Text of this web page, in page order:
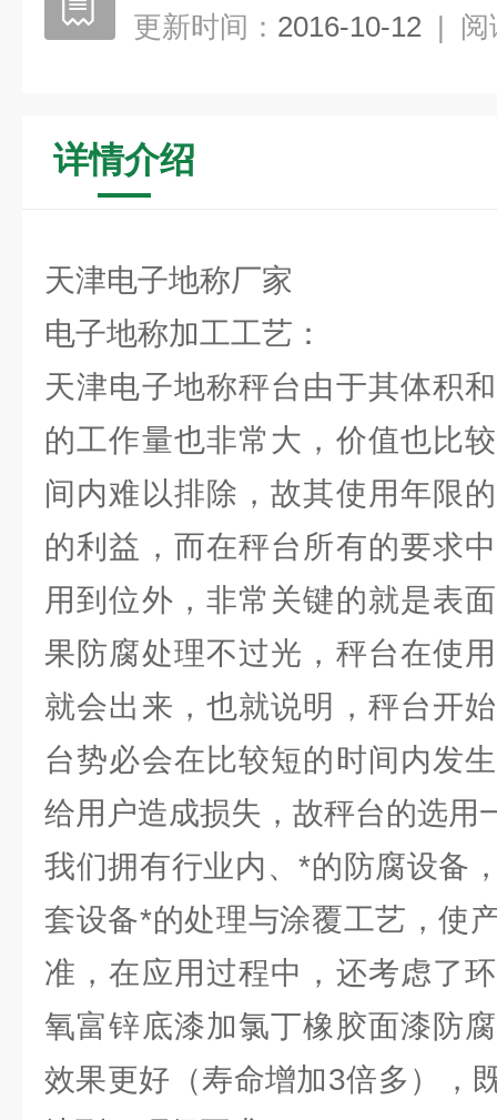
更新时间： 2016-10-12 | 阅
详情介绍
天津电子地称厂家
电子地称加工工艺：
天津电子地称秤台由于其体积
的工作量也非常大，价值也比
间内难以排除，故其使用年限
的利益，而在秤台所有的要求
用到位外，非常关键的就是表
果防腐处理不过光，秤台在使
就会出来，也就说明，秤台开
台势必会在比较短的时间内发
给用户造成损失，故秤台的选用
我们拥有行业内、*的防腐设备
套设备*的处理与涂覆工艺，使
准，在应用过程中，还考虑了
氧富锌底漆加氯丁橡胶面漆防
效果更好（寿命增加3倍多），